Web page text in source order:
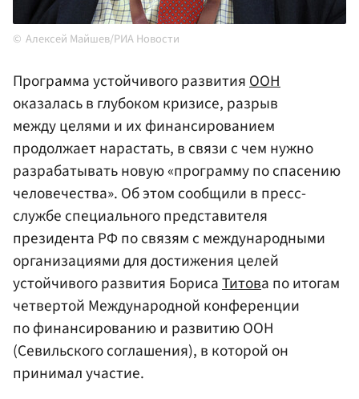
Алексей Майшев/РИА Новости
Программа устойчивого развитияООН
оказалась в глубоком кризисе, разрыв
между целями и их финансированием
продолжает нарастать, в связи с чем нужно
разрабатывать новую «программу по спасению
человечества». Об этом сообщили в пресс-
службе специального представителя
президента РФ по связям с международными
организациями для достижения целей
устойчивого развития БорисаТитова по итогам
четвертой Международной конференции
по финансированию и развитию ООН
(Севильского соглашения), в которой он
принимал участие.